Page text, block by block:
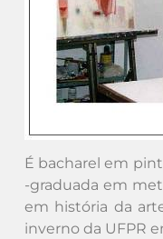
É bacharel em
-graduada em
em história da
inverno da UFPR